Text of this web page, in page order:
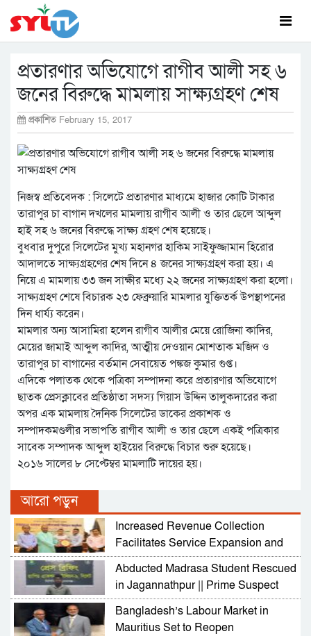
প্রতারণার অভিযোগে রাগীব আলী সহ ৬
জনের বিরুদ্ধে মামলায় সাক্ষ্যগ্রহণ শেষ
প্রকাশিত February 15, 2017
নিজস্ব প্রতিবেদক : সিলেটে প্রতারণার মাধ্যমে হাজার কোটি টাকার
তারাপুর চা বাগান ‌দখলের মামলায় রাগীব আলী ও তার ছেলে আব্দুল
হাই সহ ৬ জনের বিরুদ্ধে সাক্ষ্য গ্রহণ শেষ হয়েছে।
বুধবার দুপুরে সিলেটের মুখ্য মহানগর হাকিম সাইফুজ্জামান হিরোর
আদালতে সাক্ষ্যগ্রহণের শেষ দিনে ৪ জনের সাক্ষ্যগ্রহণ করা হয়। এ
নিয়ে এ মামলায় ৩৩ জন সাক্ষীর মধ্যে ২২ জনের সাক্ষ্যগ্রহণ করা হলো।
সাক্ষ্যগ্রহণ শেষে বিচারক ২৩ ফেব্রুয়ারি মামলার যুক্তিতর্ক উপস্থাপনের
দিন ধার্য্য করেন।
মামলার অন্য আসামিরা হলেন রাগীব আলীর মেয়ে রোজিনা কাদির,
মেয়ের জামাই আব্দুল কাদির, আত্মীয় দেওয়ান মোশতাক মজিদ ও
তারাপুর চা বাগানের বর্তমান সেবায়েত পঙ্কজ কুমার গুপ্ত।
এদিকে পলাতক থেকে পত্রিকা সম্পাদনা করে প্রতারণার অভিযোগে
ছাতক প্রেসক্লাবের প্রতিষ্ঠাতা সদস্য গিয়াস উদ্দিন তালুকদারের করা
অপর এক মামলায় দৈনিক সিলেটের ডাকের প্রকাশক ও
সম্পাদকমণ্ডলীর সভাপতি রাগীব আলী ও তার ছেলে একই পত্রিকার
সাবেক সম্পাদক আব্দুল হাইয়ের বিরুদ্ধে বিচার শুরু হয়েছে।
২০১৬ সালের ৮ সেপ্টেম্বর মামলাটি দায়ের হয়।
আরো পড়ুন
Increased Revenue Collection
Facilitates Service Expansion and
Development
Abducted Madrasa Student Rescued
in Jagannathpur || Prime Suspect
Arrested
Bangladesh’s Labour Market in
Mauritius Set to Reopen